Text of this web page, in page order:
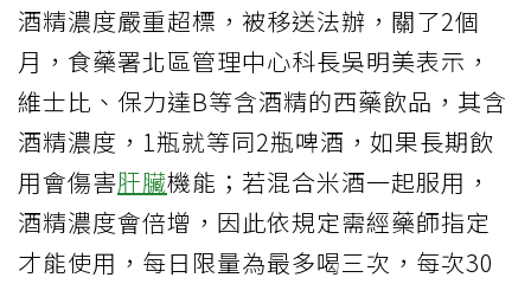
酒精濃度嚴重超標，被移送法辦，關了2個
月，食藥署北區管理中心科長吳明美表示，
維士比、保力達B等含酒精的西藥飲品，其含
酒精濃度，1瓶就等同2瓶啤酒，如果長期飲
用會傷害肝臟機能；若混合米酒一起服用，
酒精濃度會倍增，因此依規定需經藥師指定
才能使用，每日限量為最多喝三次，每次30